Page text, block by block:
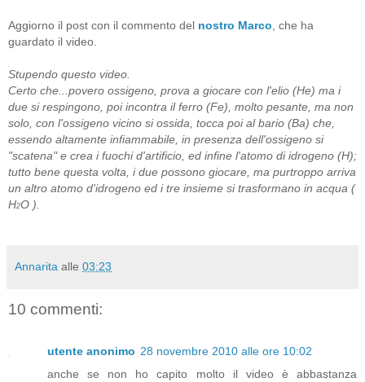
Aggiorno il post con il commento del nostro Marco , che ha
guardato il video.
Stupendo questo video.
Certo che...povero ossigeno, prova a giocare con l'elio (He) ma i
due si respingono, poi incontra il ferro (Fe), molto pesante, ma non
solo, con l'ossigeno vicino si ossida, tocca poi al bario (Ba) che,
essendo altamente infiammabile, in presenza dell'ossigeno si
"scatena" e crea i fuochi d'artificio, ed infine l'atomo di idrogeno (H);
tutto bene questa volta, i due possono giocare, ma purtroppo arriva
un altro atomo d'idrogeno ed i tre insieme si trasformano in acqua (
H2O ).
Annarita alle 03:23
10 commenti:
utente anonimo 28 novembre 2010 alle ore 10:02
anche se non ho capito molto il video è abbastanza